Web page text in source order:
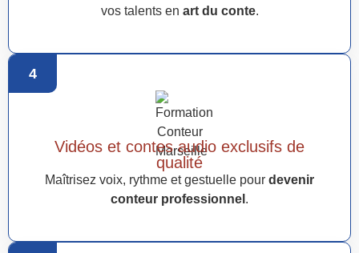
vos talents en art du conte.
4
Vidéos et contes audio exclusifs de
qualité
Maîtrisez voix, rythme et gestuelle pour devenir
conteur professionnel .